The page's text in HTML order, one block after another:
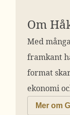
Om
Med
framkant
format
ekonomi
Mer om